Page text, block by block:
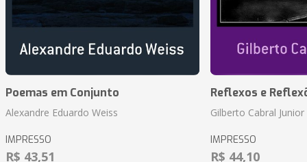
Poemas em Conjunto
Alexandre Eduardo Weiss
IMPRESSO
R$ 43,51
Reflexos e
Gilberto Cabral Junior
IMPRESSO
R$ 44,10